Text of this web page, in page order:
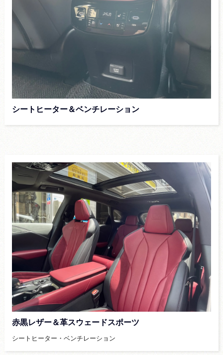
シートヒーター＆ベンチレーション
赤黒レザー＆革スウェードスポーツ
シートヒーター・ベンチレーション